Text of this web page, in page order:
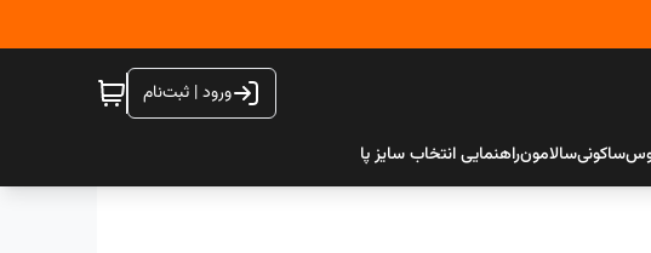
ورود | ثبت‌نام
ساکونیسالامونراهنمایی انتخاب سایز پا